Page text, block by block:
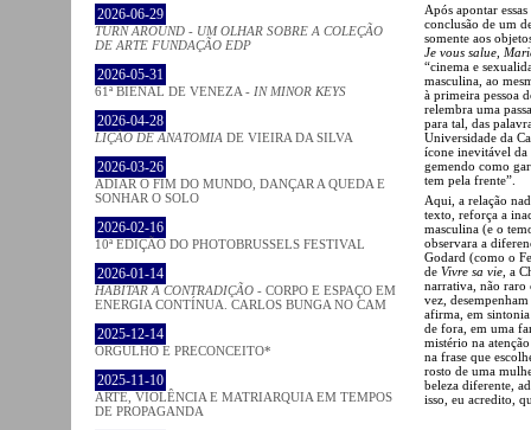
2026-06-29
TURN AROUND - UM OLHAR SOBRE A COLEÇÃO
DE ARTE FUNDAÇÃO EDP
2026-05-31
61ª BIENAL DE VENEZA - IN MINOR KEYS
2026-04-28
LIÇÃO DE ANATOMIA DE VIEIRA DA SILVA
2026-03-26
ADIAR O FIM DO MUNDO, DANÇAR A QUEDA E
SONHAR O SOLO
2026-02-16
10ª EDIÇÃO DO PHOTOBRUSSELS FESTIVAL
2026-01-14
HABITAR A CONTRADIÇÃO - CORPO E ESPAÇO EM
ENERGIA CONTÍNUA. CARLOS BUNGA NO CAM
2025-12-14
ORGULHO E PRECONCEITO*
2025-11-10
ARTE, VIOLÊNCIA E MATRIARQUIA EM TEMPOS
DE PROPAGANDA
Após apontar
conclusão de um
somente aos
Je vous salue,
“cinema e
masculina, ao
à primeira pessoa
relembra uma
para tal, das
Universidade da
ícone inevitável da
gemendo como
tem pela frente”.
Aqui, a relação
texto, reforça a
masculina (e o
observara a
Godard (como o
de Vivre sa vie , a
narrativa, não raro
vez,
afirma, em
de fora, em uma
mistério na
na frase que
rosto de uma
beleza diferente,
isso, eu acredito,